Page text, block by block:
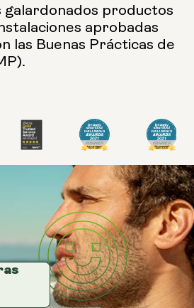
galardonados productos
aprobadas
las Buenas Prácticas de